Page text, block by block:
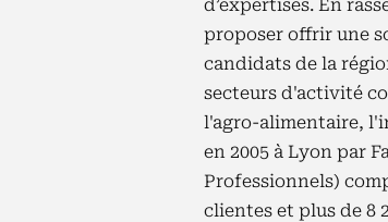
d’expertises. En
proposer offrir une
candidats de la
secteurs d'activité
l'agro-alimentaire,
en 2005 à Lyon par
Professionnels)
clientes et plus de 8